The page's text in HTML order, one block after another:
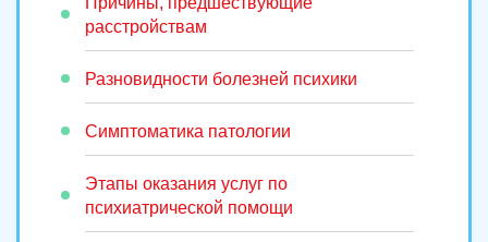
расстройствам
Разновидности болезней психики
Симптоматика патологии
Этапы оказания услуг по
психиатрической помощи